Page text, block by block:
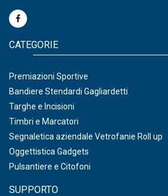
CATEGORIE
Premiazioni Sportive
Bandiere Stendardi Gagliardetti
Targhe e Incisioni
Timbri e Marcatori
Segnaletica aziendale Vetrofanie Roll up
Oggettistica Gadgets
Pulsantiere e Citofoni
SUPPORTO